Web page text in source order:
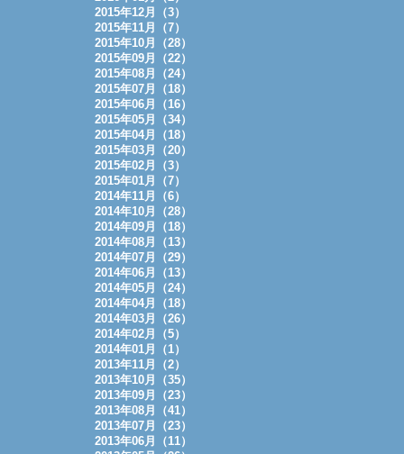
2015年12月（3）
2015年11月（7）
2015年10月（28）
2015年09月（22）
2015年08月（24）
2015年07月（18）
2015年06月（16）
2015年05月（34）
2015年04月（18）
2015年03月（20）
2015年02月（3）
2015年01月（7）
2014年11月（6）
2014年10月（28）
2014年09月（18）
2014年08月（13）
2014年07月（29）
2014年06月（13）
2014年05月（24）
2014年04月（18）
2014年03月（26）
2014年02月（5）
2014年01月（1）
2013年11月（2）
2013年10月（35）
2013年09月（23）
2013年08月（41）
2013年07月（23）
2013年06月（11）